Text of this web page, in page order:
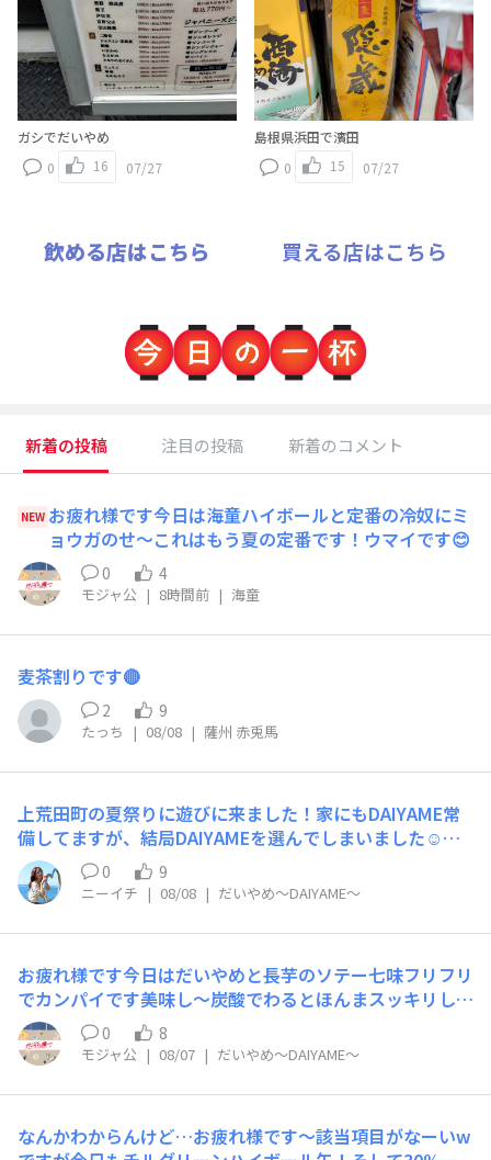
ガシでだいやめ
0
16 07/27
島根県浜田で濱田
0
15 07/27
飲める店はこちら 買える店はこちら
新着の投稿 注目の投稿 新着のコメント
NEW お疲れ様です今日は海童ハイボールと定番の冷奴にミ
ョウガのせ〜これはもう夏の定番です！ウマイです😊
0 4
モジャ公 | 8時間前 | 海童
麦茶割りです🔴
2 9
たっち | 08/08 | 薩州 赤兎馬
上荒田町の夏祭りに遊びに来ました！家にもDAIYAME常
備してますが、結局DAIYAMEを選んでしまいました☺️風
強めですが、外で飲むDAIYAMEは最高です！
0 9
ニーイチ | 08/08 | だいやめ～DAIYAME～
お疲れ様です今日はだいやめと長芋のソテー七味フリフリ
でカンパイです美味し〜炭酸でわるとほんまスッキリして
美味しいですね〜だいやめハイボール缶…待ってますよ〜
絶対売れると思う！
0 8
モジャ公 | 08/07 | だいやめ～DAIYAME～
なんかわからんけど…お疲れ様です〜該当項目がなーいw